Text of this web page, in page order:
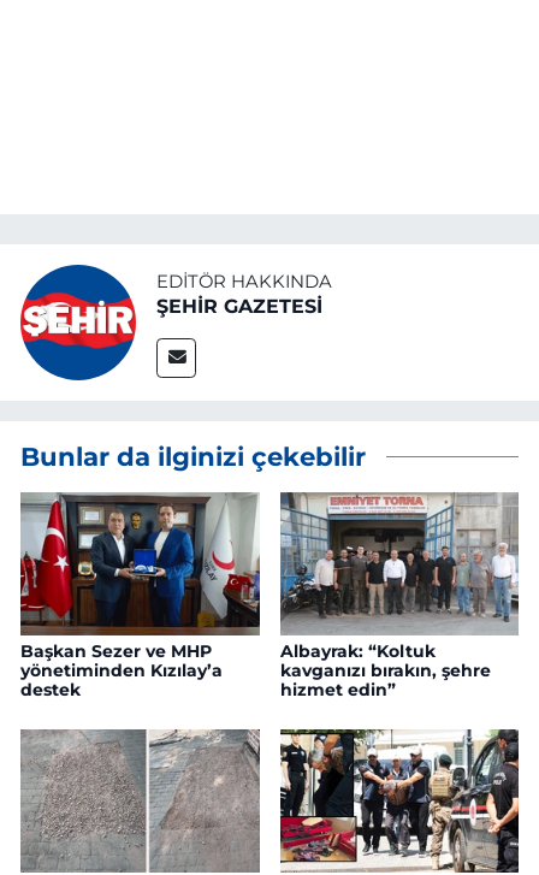
EDITÖR HAKKINDA
ŞEHİR GAZETESİ
Bunlar da ilginizi çekebilir
Başkan Sezer ve MHP
yönetiminden Kızılay’a
destek
Albayrak: “Koltuk
kavganızı bırakın, şehre
hizmet edin”